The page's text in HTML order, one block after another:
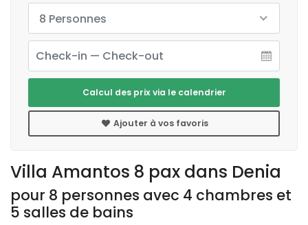
Villa Amantos 8 pax dans Denia
pour 8 personnes avec 4 chambres et
5 salles de bains
8 Personnes
Calcul des prix via le calendrier
Ajouter à vos favoris